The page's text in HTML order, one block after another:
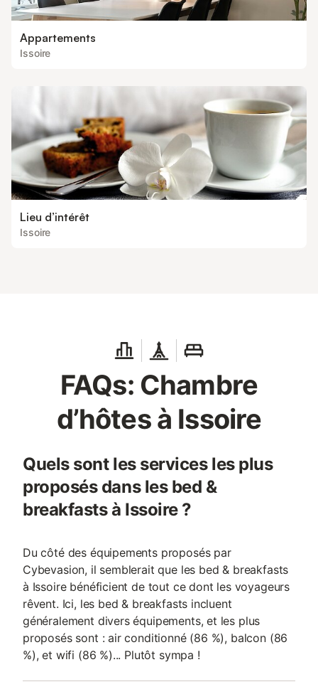
Appartements
Issoire
Lieu d’intérêt
Issoire
FAQs: Chambre
d’hôtes à Issoire
Quels sont les services les plus
proposés dans les bed &
breakfasts à Issoire ?
Du côté des équipements proposés par
Cybevasion, il semblerait que les bed & breakfasts
à Issoire bénéficient de tout ce dont les voyageurs
rêvent. Ici, les bed & breakfasts incluent
généralement divers équipements, et les plus
proposés sont : air conditionné (86 %), balcon (86
%), et wifi (86 %)... Plutôt sympa !